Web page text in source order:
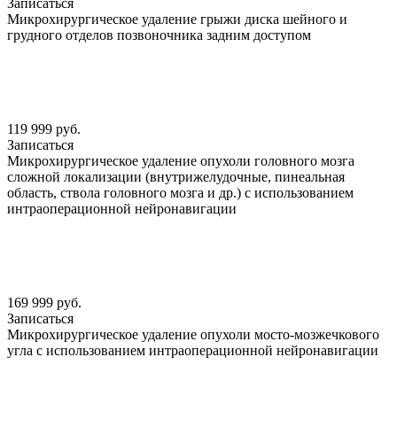
Микрохирургическое удаление грыжи диска шейного и
грудного отделов позвоночника задним доступом
119 999 руб.
Записаться
Микрохирургическое удаление опухоли головного мозга
сложной локализации (внутрижелудочные, пинеальная
область, ствола головного мозга и др.) с использованием
интраоперационной нейронавигации
169 999 руб.
Записаться
Микрохирургическое удаление опухоли мосто-мозжечкового
угла с использованием интраоперационной нейронавигации